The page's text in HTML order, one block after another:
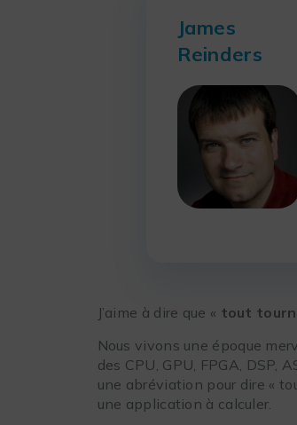
James
Reinders
J’aime à dire que « tout
Nous vivons une époque
des CPU, GPU, FPGA, DSP,
une abréviation pour dire «
une application à calculer.